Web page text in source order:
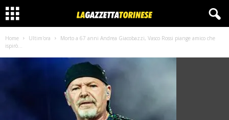
Home Ultim'ora
Morto a 67 anni Andrea Giacobazzi, Vasco Rossi piange amico che
ispirò...